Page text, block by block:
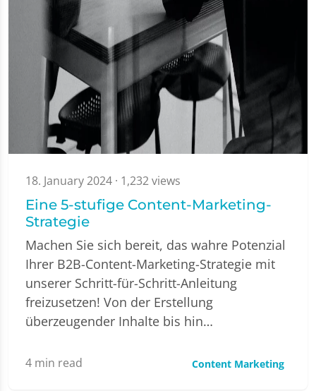
18. January 2024 · 1,232 views
Eine 5-stufige Content-Marketing-
Strategie
Machen Sie sich bereit, das wahre Potenzial
Ihrer B2B-Content-Marketing-Strategie mit
unserer Schritt-für-Schritt-Anleitung
freizusetzen! Von der Erstellung
überzeugender Inhalte bis hin…
4 min read Content Marketing